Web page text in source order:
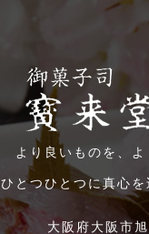
より良いものを、よ
ひとつひとつに真心を
大阪府大阪市